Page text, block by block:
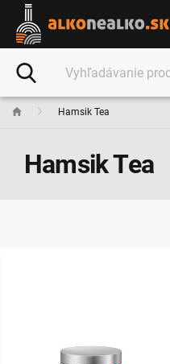
Hamsik Tea
Hamsik Tea